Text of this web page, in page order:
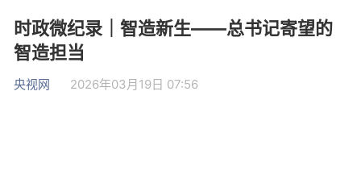
时政微纪录｜智造新生——总书记寄望的
智造担当
央视网 2026年03月19日 07:56